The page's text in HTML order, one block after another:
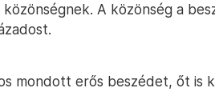
A közönség a
mondott erős beszédet, őt is